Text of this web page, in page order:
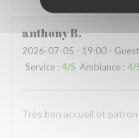
anthonyB
2026-07-05 - 19:00 -
Service : 4/5 Ambiance : 4/
Très bon accueil et